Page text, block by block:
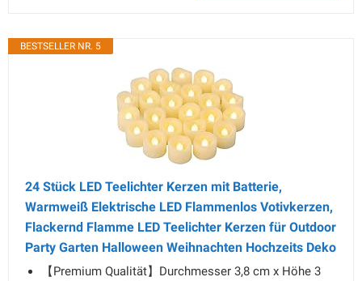
BESTSELLER NR. 5
24 Stück LED Teelichter Kerzen mit Batterie,
Warmweiß Elektrische LED Flammenlos Votivkerzen,
Flackernd Flamme LED Teelichter Kerzen für Outdoor
Party Garten Halloween Weihnachten Hochzeits Deko
【Premium Qualität】Durchmesser 3,8 cm x Höhe 3